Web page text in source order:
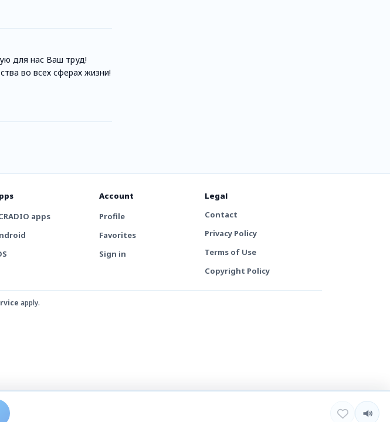
для нас Ваш труд!
во всех сферах жизни!
apps
Account
Profile
Favorites
Sign in
Legal
Contact
Privacy Policy
Terms of Use
Copyright Policy
apply.